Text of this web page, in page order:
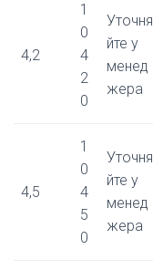
4,2
1
0
4
2
0
Уточня
йте у
менед
жера
4,5
1
0
4
5
0
Уточня
йте у
менед
жера